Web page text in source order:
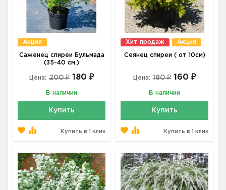
Акция
Саженец спиреи Бульмада
(35-40 см.)
Цена: 200 ₽ 180 ₽
В наличии
Купить
Купить в 1 клик
Хит продаж Акция
Сеянец спиреи ( от 10см)
Цена: 180 ₽ 160 ₽
В наличии
Купить
Купить в 1 клик